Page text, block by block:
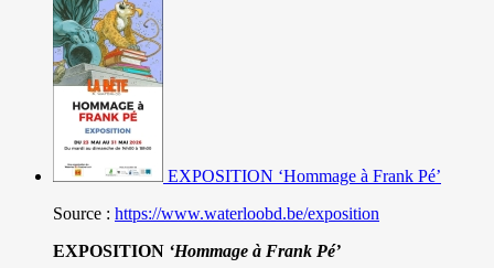
EXPOSITION ‘Hommage à Frank Pé’
Source : https://www.waterloobd.be/exposition
EXPOSITION ‘Hommage à Frank Pé’